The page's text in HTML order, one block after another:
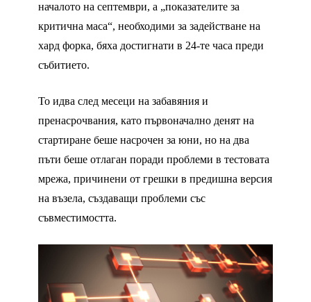
началото на септември, а „показателите за
критична маса“, необходими за задействане на
хард форка, бяха достигнати в 24-те часа преди
събитието.
То идва след месеци на забавяния и
пренасрочвания, като първоначално денят на
стартиране беше насрочен за юни, но на два
пъти беше отлаган поради проблеми в тестовата
мрежа, причинени от грешки в предишна версия
на възела, създаващи проблеми със
съвместимостта.